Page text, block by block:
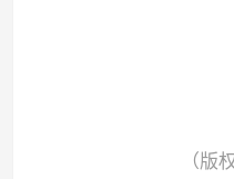
（版